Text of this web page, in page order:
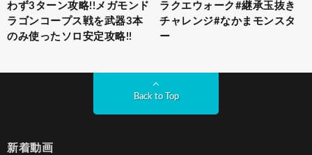
わず3ターン攻略!!メガモンド
ラゴンコープス戦を武器3本
のみ使ったソロ安定攻略!!
ラクエウォーク#継承玉抜き
チャレンジ#なかまモンスタ
ー
Back to Top
新着動画